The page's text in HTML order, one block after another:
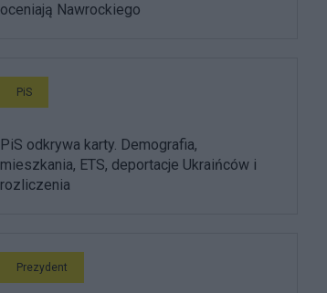
oceniają Nawrockiego
PiS
PiS odkrywa karty. Demografia,
mieszkania, ETS, deportacje Ukraińców i
rozliczenia
Prezydent